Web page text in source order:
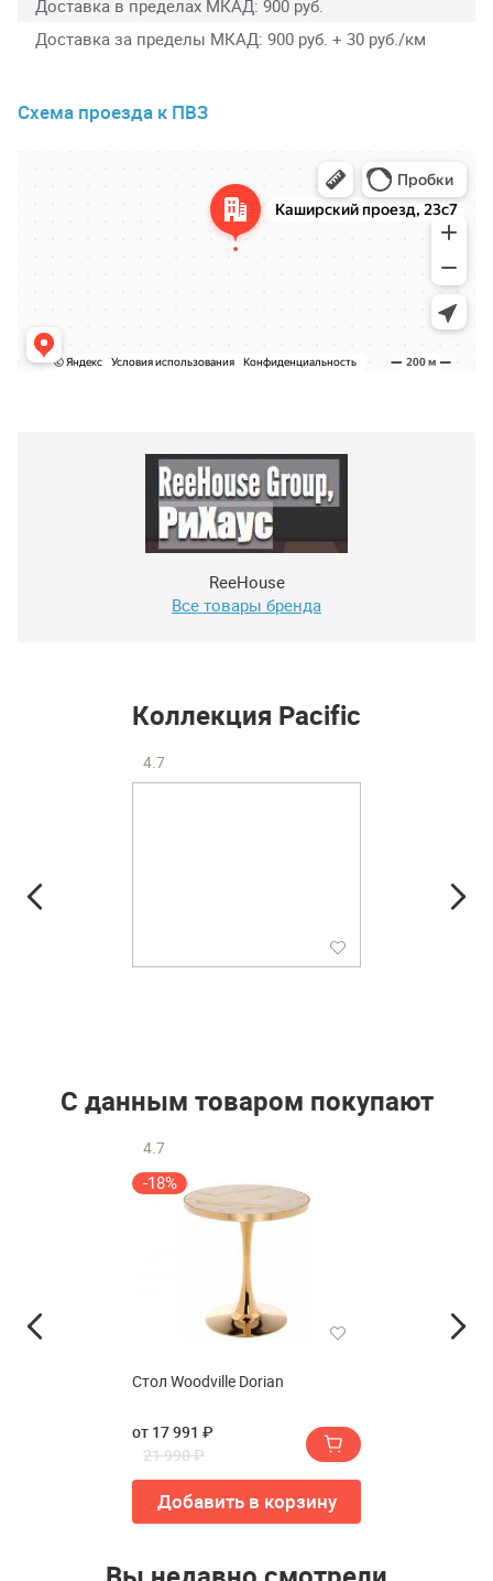
Доставка в пределах МКАД 900 руб.
Доставка за пределы МКАД 900 руб. + 30 руб./км
Схема проезда к ПВЗ
ReeHouse
Все товары бренда
Коллекция Pacific
4.7
С данным товаром покупают
4.7
-18%
Стол Woodville Dorian
от 17 991 ₽
21 990 ₽
Добавить в корзину